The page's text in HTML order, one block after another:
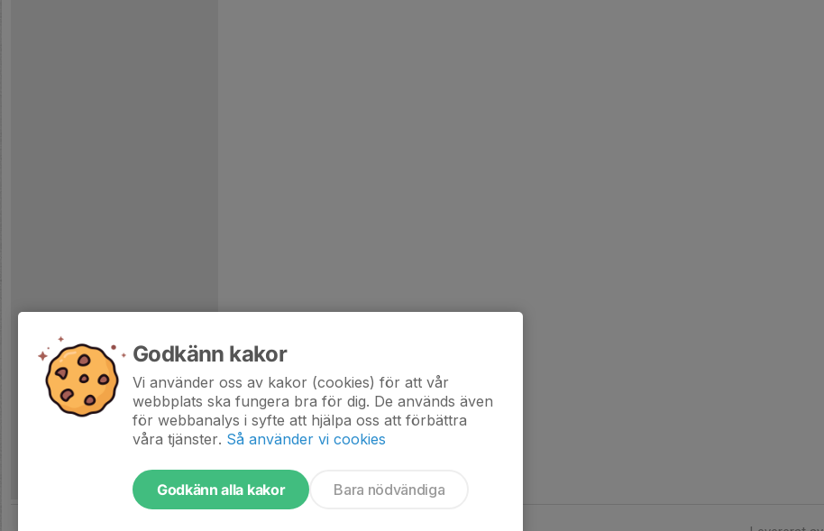
Godkänn kakor
Vi använder oss av kakor (cookies) för att vår
webbplats ska fungera bra för dig. De används även
för webbanalys i syfte att hjälpa oss att förbättra
våra tjänster. Så använder vi cookies
Godkänn alla kakor Bara nödvändiga